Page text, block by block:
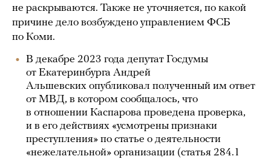
не раскрываются. Также не уточняется, по какой
причине дело возбуждено управлением ФСБ
по Коми.
В декабре 2023 года депутат Госдумы
от Екатеринбурга Андрей
Альшевских опубликовал полученный им ответ
от МВД, в котором сообщалось, что
в отношении Каспарова проведена проверка,
и в его действиях «усмотрены признаки
преступления» по статье о деятельности
«нежелательной» организации (статья 284.1